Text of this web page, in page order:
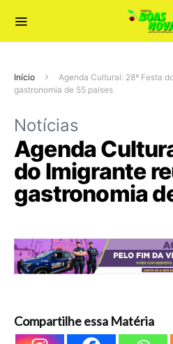
Início
Agenda Cultural: 28ª Festa
gastronomia de 55 países
Notícias
Agenda
do Imigrante
gastronomia
Compartilhe essa Matéria